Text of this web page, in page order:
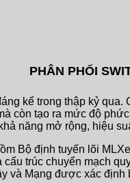
PHÂN PHỐI
kể trong thập kỷ
còn tạo ra mức độ
năng mở rộng, hiệu
Bộ định tuyến lõi
trúc chuyển mạch
và Mạng được xác định